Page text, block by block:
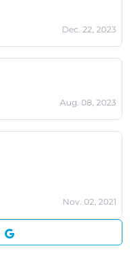
Dec. 22, 2023
Aug. 08, 2023
Nov. 02, 2021